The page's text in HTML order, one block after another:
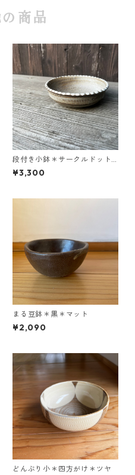
商品
段付き小鉢＊サークルドット
＊マット
¥3,300
まる豆鉢＊黒＊マット
¥2,090
どんぶり小＊四方がけ＊ツヤ